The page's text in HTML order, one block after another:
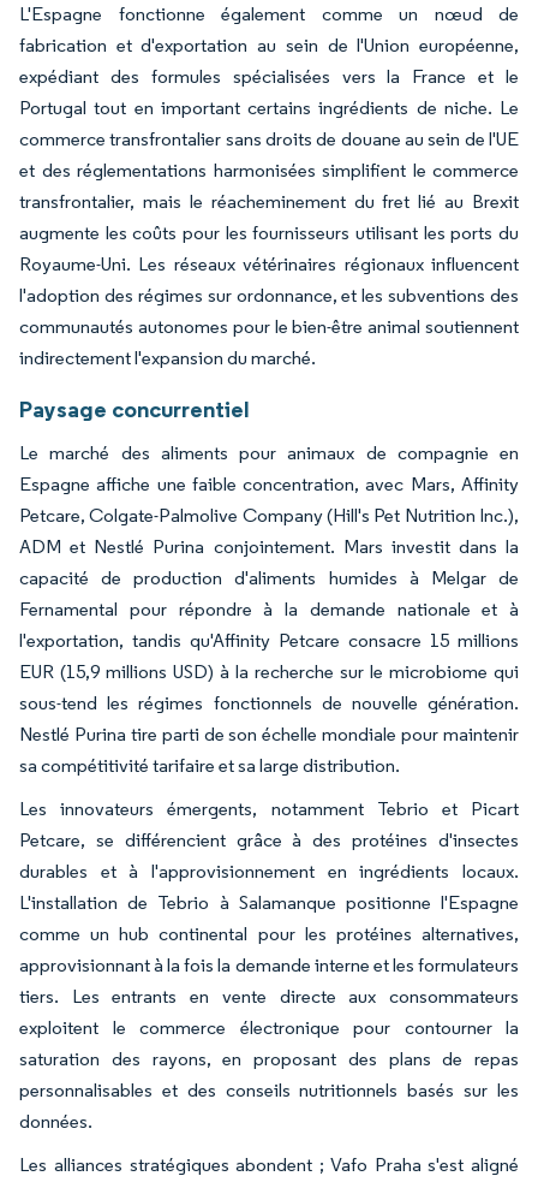
L'Espagne fonctionne également comme un nœud de
fabrication et d'exportation au sein de l'Union européenne,
expédiant des formules spécialisées vers la France et le
Portugal tout en important certains ingrédients de niche. Le
commerce transfrontalier sans droits de douane au sein de l'UE
et des réglementations harmonisées simplifient le commerce
transfrontalier, mais le réacheminement du fret lié au Brexit
augmente les coûts pour les fournisseurs utilisant les ports du
Royaume-Uni. Les réseaux vétérinaires régionaux influencent
l'adoption des régimes sur ordonnance, et les subventions des
communautés autonomes pour le bien-être animal soutiennent
indirectement l'expansion du marché.
Paysage concurrentiel
Le marché des aliments pour animaux de compagnie en
Espagne affiche une faible concentration, avec Mars, Affinity
Petcare, Colgate-Palmolive Company (Hill's Pet Nutrition Inc.),
ADM et Nestlé Purina conjointement. Mars investit dans la
capacité de production d'aliments humides à Melgar de
Fernamental pour répondre à la demande nationale et à
l'exportation, tandis qu'Affinity Petcare consacre 15 millions
EUR (15,9 millions USD) à la recherche sur le microbiome qui
sous-tend les régimes fonctionnels de nouvelle génération.
Nestlé Purina tire parti de son échelle mondiale pour maintenir
sa compétitivité tarifaire et sa large distribution.
Les innovateurs émergents, notamment Tebrio et Picart
Petcare, se différencient grâce à des protéines d'insectes
durables et à l'approvisionnement en ingrédients locaux.
L'installation de Tebrio à Salamanque positionne l'Espagne
comme un hub continental pour les protéines alternatives,
approvisionnant à la fois la demande interne et les formulateurs
tiers. Les entrants en vente directe aux consommateurs
exploitent le commerce électronique pour contourner la
saturation des rayons, en proposant des plans de repas
personnalisables et des conseils nutritionnels basés sur les
données.
Les alliances stratégiques abondent ; Vafo Praha s'est aligné